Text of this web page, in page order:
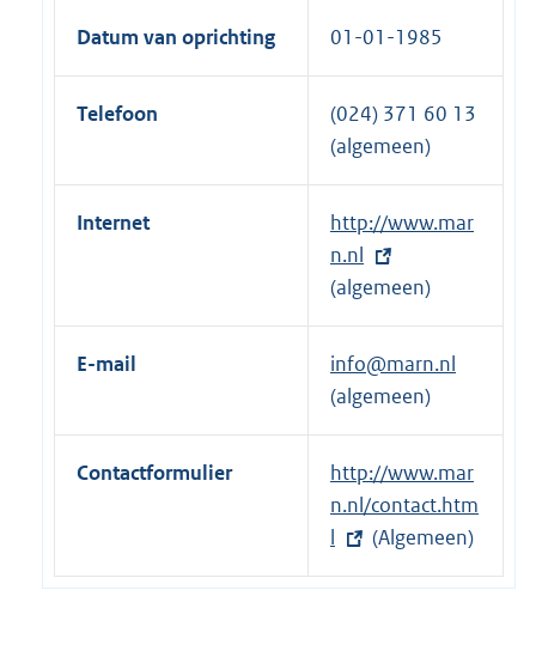
Datum van oprichting 01-01-1985
Telefoon
(024) 371 60 13
(algemeen)
Internet
E
x
t
e
r
n
i
n
k
:
http://www.mar
n.nl
(algemeen)
E-mail
info@marn.nl
(algemeen)
Contactformulier
E
x
t
e
http://www.mar
n.nl/contact.htm
l
(Algemeen)